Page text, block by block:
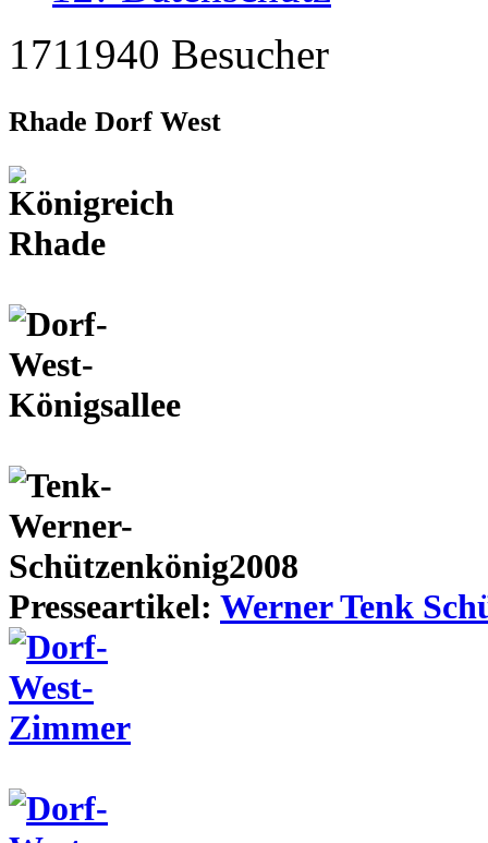
1711940 Besucher
Rhade Dorf West
Presseartikel: Werner Tenk